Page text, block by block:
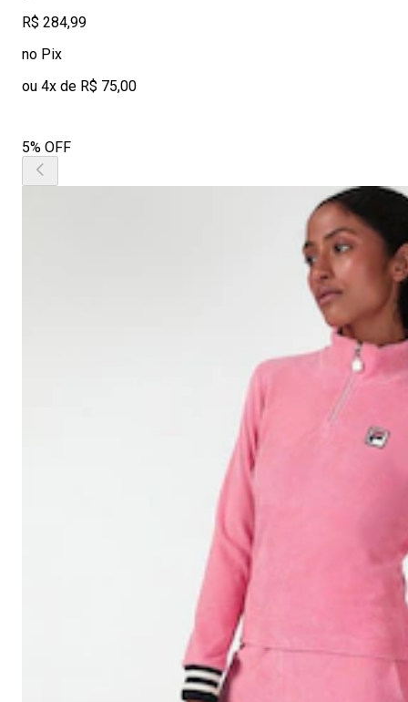
R$ 284,99
no Pix
ou 4x de R$ 75,00
5% OFF